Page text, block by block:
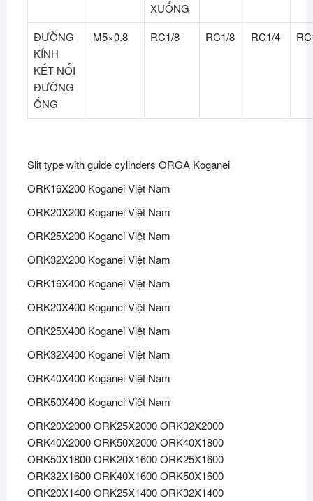
XUỐNG
ĐƯỜNG
KÍNH
KẾT NỐI
ĐƯỜNG
ỐNG
M5×0.8 RC1/8 RC1/8 RC1/4
Slit type with guide cylinders ORGA Koganei
ORK16X200 Koganei Việt Nam
ORK20X200 Koganei Việt Nam
ORK25X200 Koganei Việt Nam
ORK32X200 Koganei Việt Nam
ORK16X400 Koganei Việt Nam
ORK20X400 Koganei Việt Nam
ORK25X400 Koganei Việt Nam
ORK32X400 Koganei Việt Nam
ORK40X400 Koganei Việt Nam
ORK50X400 Koganei Việt Nam
ORK20X2000 ORK25X2000 ORK32X2000
ORK40X2000 ORK50X2000 ORK40X1800
ORK50X1800 ORK20X1600 ORK25X1600
ORK32X1600 ORK40X1600 ORK50X1600
ORK20X1400 ORK25X1400 ORK32X1400